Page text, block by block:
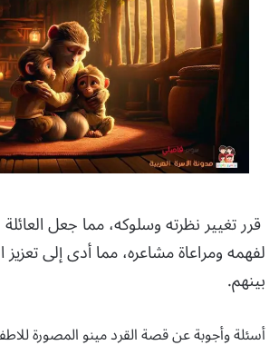
قرر تغيير نظرته وسلوكه، مما جعل
لفهمه ومراعاة مشاعره، مما أدى إلى
بينهم.
أسئلة وأجوبة عن قصة القرد مينو المصورة